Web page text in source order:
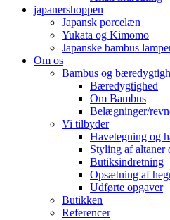
japanershoppen
Japansk porcelæn
Yukata og Kimomo
Japanske bambus
Om os
Bambus og
Bæredygtighed
Om Bambus
Belægninger/
Vi tilbyder
Havetegning og
Styling af altaner
Butiksindretning
Opsætning af
Udførte opgaver
Butikken
Referencer